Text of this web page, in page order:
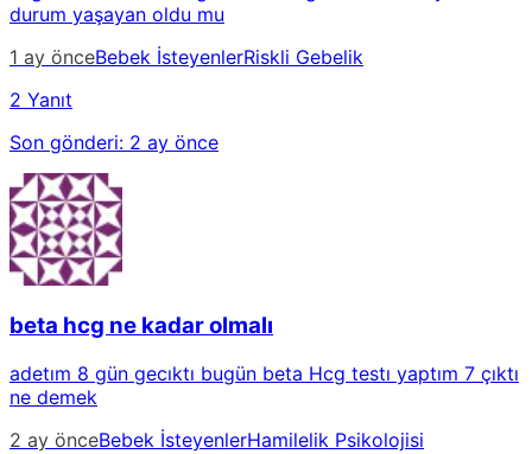
durum yaşayan oldu mu
1 ay önceBebek İsteyenlerRiskli Gebelik
2 Yanıt
Son gönderi: 2 ay önce
beta hcg ne kadar olmalı
adetım 8 gün gecıktı bugün beta Hcg testı yaptım 7 çıktı
ne demek
2 ay önceBebek İsteyenlerHamilelik Psikolojisi